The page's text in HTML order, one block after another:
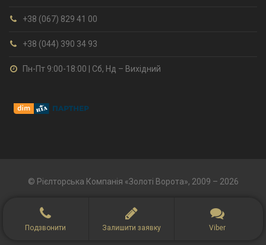
Подзвонити Залишити заявку Viber
+38 (067) 829 41 00
+38 (044) 390 34 93
Пн-Пт 9:00-18:00 | Сб, Нд – Вихідний
© Рієлторська Компанія «Золоті Ворота», 2009 – 2026